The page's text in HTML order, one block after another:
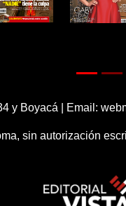
y Boyacá | Email:
sin autorización